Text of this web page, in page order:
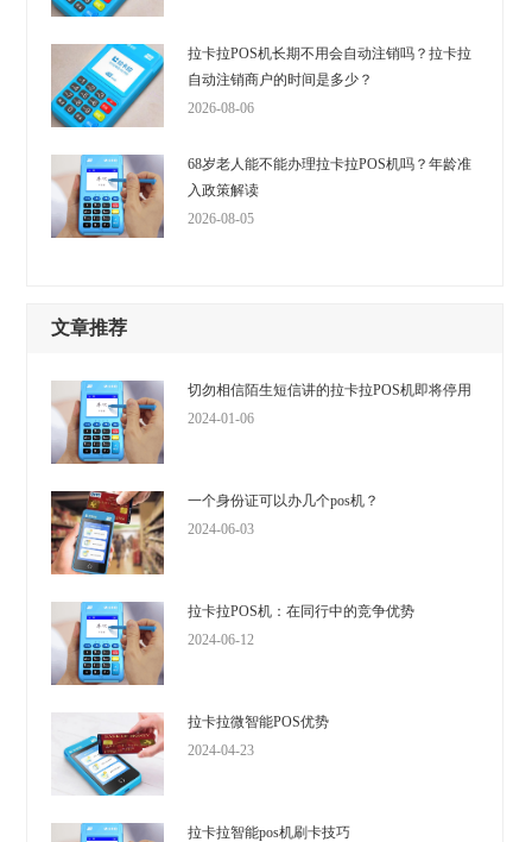
拉卡拉POS机长期不用会自动注销吗？拉卡拉
自动注销商户的时间是多少？
2026-08-06
68岁老人能不能办理拉卡拉POS机吗？年龄准
入政策解读
2026-08-05
文章推荐
切勿相信陌生短信讲的拉卡拉POS机即将停用
2024-01-06
一个身份证可以办几个pos机？
2024-06-03
拉卡拉POS机：在同行中的竞争优势
2024-06-12
拉卡拉微智能POS优势
2024-04-23
拉卡拉智能pos机刷卡技巧